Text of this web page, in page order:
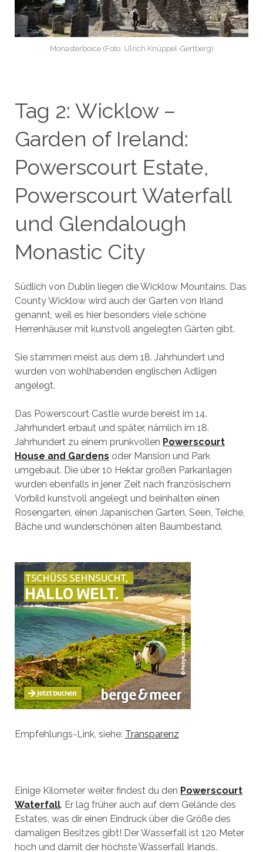
Monasterboice (Foto: Ulrich Knüppel-Gertberg)
Tag 2: Wicklow –
Garden of Ireland:
Powerscourt Estate,
Powerscourt Waterfall
und Glendalough
Monastic City
Südlich von Dublin liegen die Wicklow Mountains. Das
County Wicklow wird auch der Garten von Irland
genannt, weil es hier besonders viele schöne
Herrenhäuser mit kunstvoll angelegten Gärten gibt.
Sie stammen meist aus dem 18. Jahrhundert und
wurden von wohlhabenden englischen Adligen
angelegt.
Das Powerscourt Castle wurde bereist im 14.
Jahrhundert erbaut und später, nämlich im 18.
Jahrhundert zu einem prunkvollen Powerscourt
House and Gardens oder Mansion und Park
umgebaut. Die über 10 Hektar großen Parkanlagen
wurden ebenfalls in jener Zeit nach französischem
Vorbild kunstvoll angelegt und beinhalten einen
Rosengarten, einen Japanischen Garten, Seen, Teiche,
Bäche und wunderschönen alten Baumbestand.
Empfehlungs-Link, siehe: Transparenz
Einige Kilometer weiter findest du den Powerscourt
Waterfall. Er lag früher auch auf dem Gelände des
Estates, was dir einen Eindruck über die Größe des
damaligen Besitzes gibt! Der Wasserfall ist 120 Meter
hoch und damit der höchste Wasserfall Irlands.